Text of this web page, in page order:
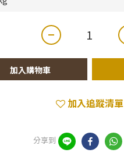
加入購物車
加入追蹤清單
分享到